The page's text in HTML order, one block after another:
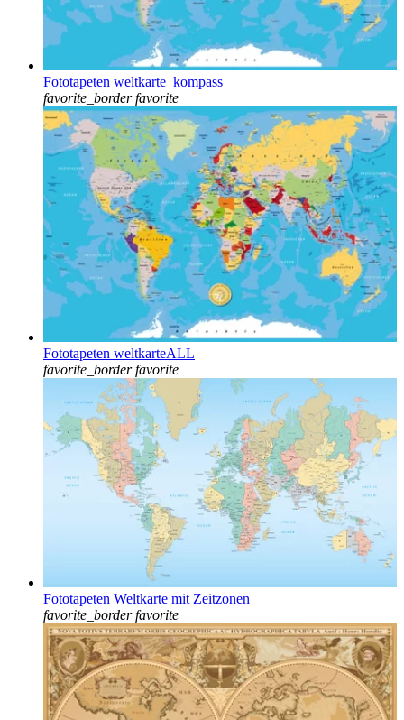
Fototapeten weltkarte_kompass
favorite_border favorite
Fototapeten weltkarteALL
favorite_border favorite
Fototapeten Weltkarte mit Zeitzonen
favorite_border favorite